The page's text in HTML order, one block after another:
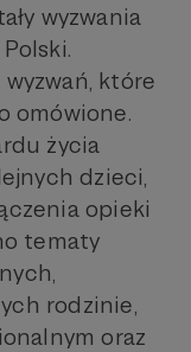
wyzwania
które
omówione.
życia
dzieci,
opieki
tematy
rodzinie,
oraz